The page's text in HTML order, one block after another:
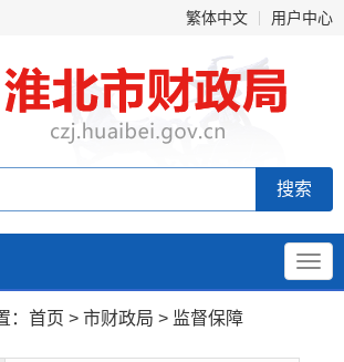
繁体中文 用户中心
首页 > 市财政局 > 监督保障